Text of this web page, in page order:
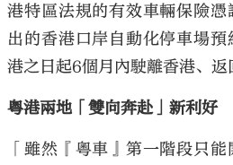
港特區法規的有效車輛保險
出的香港口岸自動化停車場
港之日起6個月內駛離香港、返
粵港兩地「雙向奔赴」新利好
「雖然『粵車』第一階段只